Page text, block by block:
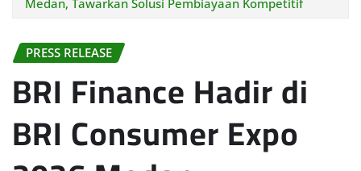
Medan, Tawarkan Solusi Pembiayaan Kompetitif
PRESS RELEASE
BRI Finance Hadir di
BRI Consumer Expo